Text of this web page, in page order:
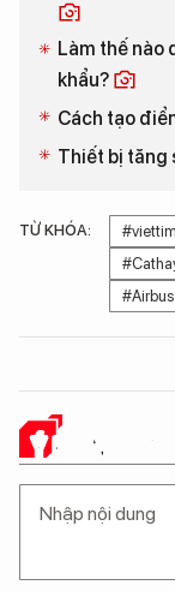
Làm thế nào
khẩu?
Cách tạo
Thiết bị tăng
TỪ KHÓA:
Ý KIẾN CỦA